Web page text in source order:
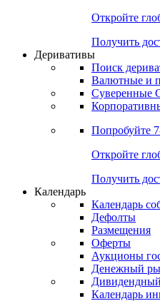
Откройте
Получить
Деривативы
Поиск
Валютные и
Суверенные
Попробуйте
Откройте
Получить
Календарь
Календарь
Дефолты
Размещения
Оферты
Аукционы
Денежный
Календарь